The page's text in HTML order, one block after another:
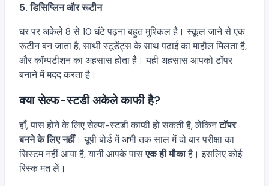
5. डिसिप्लिन और रूटीन
घर पर अकेले 8 से 10 घंटे पढ़ना बहुत मुश्किल है। स्कूल जाने से एक
रूटीन बन जाता है, साथी स्टूडेंट्स के साथ पढ़ाई का माहौल मिलता है,
और कॉम्पटीशन का अहसास होता है। यही अहसास आपको टॉपर
बनाने में मदद करता है।
क्या सेल्फ-स्टडी अकेले काफी है?
हाँ, पास होने के लिए सेल्फ-स्टडी काफी हो सकती है, लेकिनटॉपर
बनने के लिए नहीं। यूपी बोर्ड में अभी तक साल में दो बार परीक्षा का
सिस्टम नहीं आया है, यानी आपके पासएक ही मौकाहै। इसलिए कोई
रिस्क मत लें।